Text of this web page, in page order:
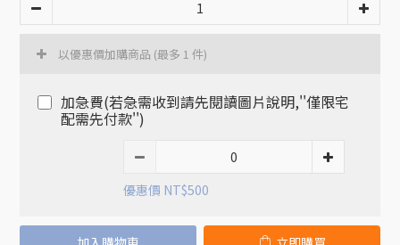
以優惠價加購商品 (最多 1 件)
加急費(若急需收到請先閱讀圖片說明,''僅限宅
配需先付款'')
優惠價 NT$500